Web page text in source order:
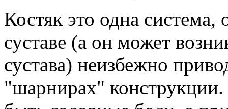
Костяк это одна
суставе (а он может
сустава) неизбежно
"шарнирах"